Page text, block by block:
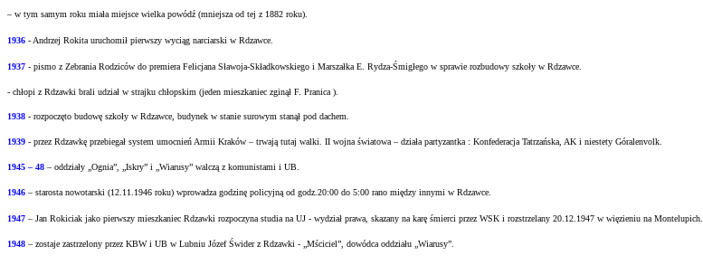
– w tym samym roku miała miejsce wielka powódź (mniejsza od tej z 1882 roku).
1936 - Andrzej Rokita uruchomił pierwszy wyciąg narciarski w Rdzawce.
1937 - pismo z Zebrania Rodziców do premiera Felicjana Sławoja-Składkowskiego i MarszałkaE. Rydza-Śmigłego w sprawie rozbudowy szkoły w Rdzawce.
- chłopi z Rdzawki brali udział w strajku chłopskim (jeden mieszkaniec zginął F. Pranica ).
1938 - rozpoczęto budowę szkoły w Rdzawce, budynek w stanie surowym stanął pod dachem.
1939 - przez Rdzawkę przebiegał system umocnień Armii Kraków – trwają tutaj walki. II wojna światowa – działa partyzantka : Konfederacja Tatrzańska, AK i niestety Góralenvolk.
1945 – 48 – oddziały „Ognia”, „Iskry” i „Wiarusy” walczą z komunistami i UB.
1946 – starosta nowotarski (12.11.1946 roku) wprowadza godzinę policyjną od godz.20:00 do 5:00 rano między innymi w Rdzawce.
1947 – Jan Rokiciak jako pierwszy mieszkaniec Rdzawki rozpoczyna studia na UJ - wydział prawa, skazany na karę śmierci przez WSK i rozstrzelany 20.12.1947 w więzieniu naMontelupich.
1948 – zostaje zastrzelony przez KBW i UB w Lubniu Józef Świder z Rdzawki - „Mściciel”, dowódca oddziału „Wiarusy”.